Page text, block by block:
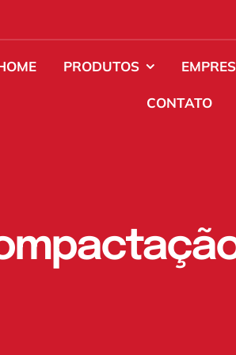
PRODUTOS
CONTATO